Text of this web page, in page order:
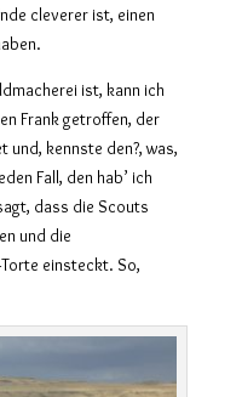
cleverer ist, einen
ist, kann ich
Frank getroffen, der
und, kennste den?, was,
Fall, den hab’ ich
dass die Scouts
und die
einsteckt. So,